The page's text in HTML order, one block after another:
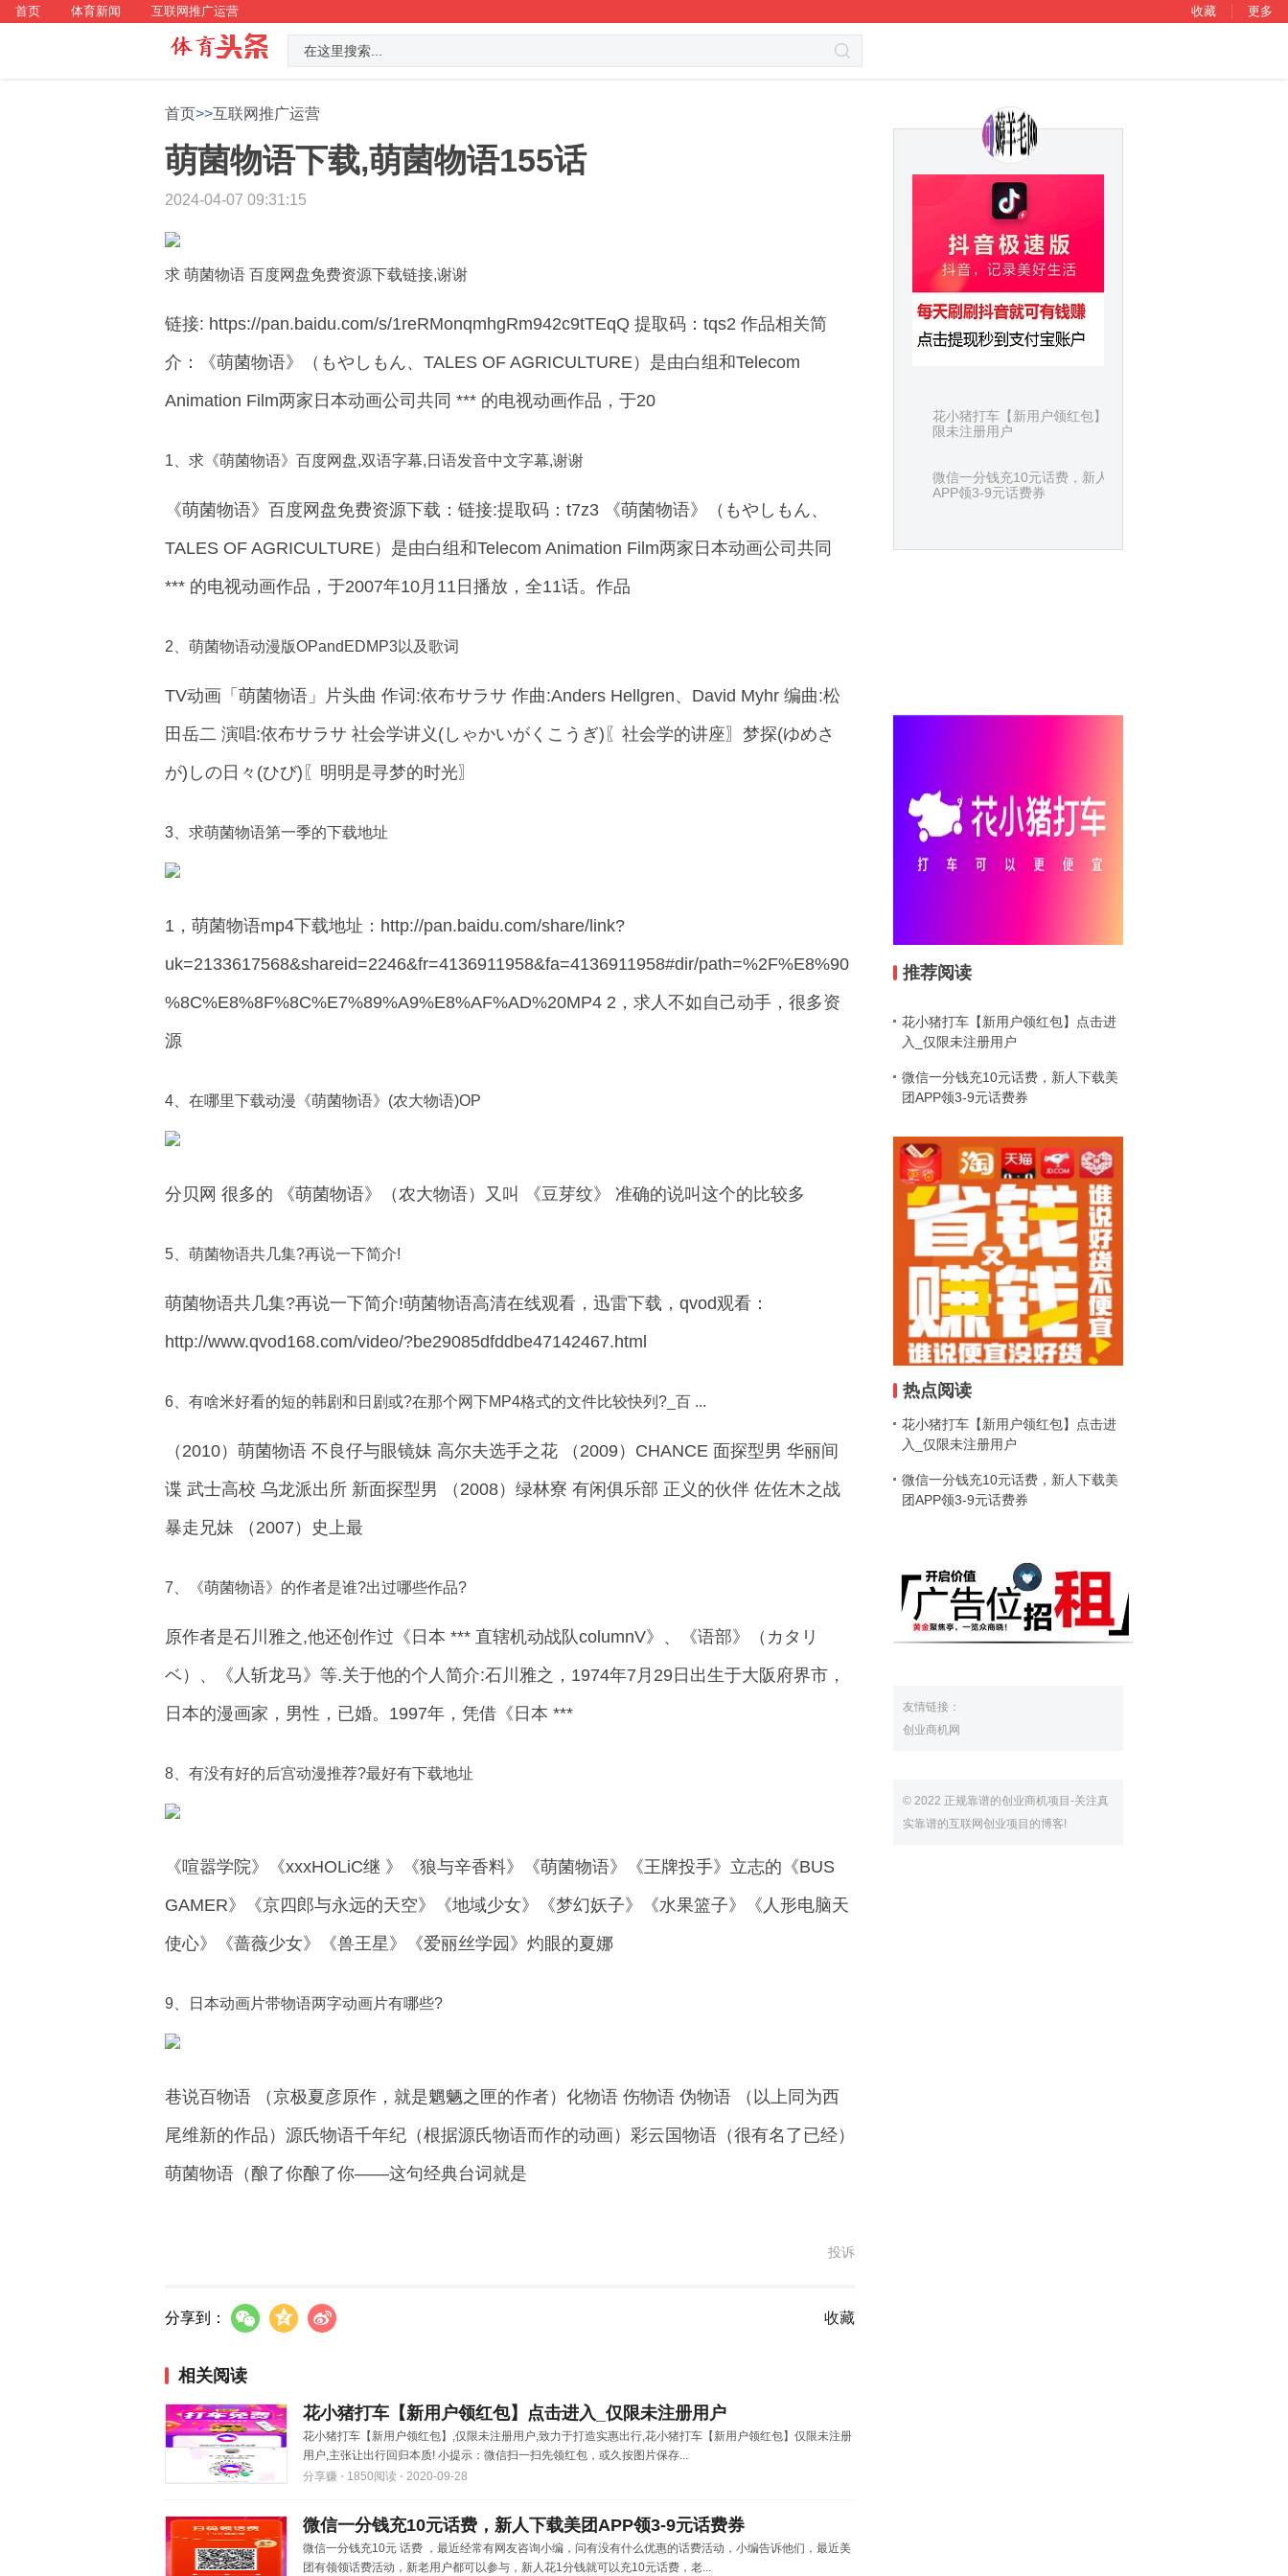
首页 体育新闻 互联网推广运营 收藏 更多
首页>>互联网推广运营
萌菌物语下载,萌菌物语155话
2024-04-07 09:31:15
求 萌菌物语 百度网盘免费资源下载链接,谢谢
链接: https://pan.baidu.com/s/1reRMonqmhgRm942c9tTEqQ 提取码：tqs2 作品相关简
介：《萌菌物语》（もやしもん、TALES OF AGRICULTURE）是由白组和Telecom
Animation Film两家日本动画公司共同 *** 的电视动画作品，于20
1、求《萌菌物语》百度网盘,双语字幕,日语发音中文字幕,谢谢
《萌菌物语》百度网盘免费资源下载：链接:提取码：t7z3 《萌菌物语》（もやしもん、
TALES OF AGRICULTURE）是由白组和Telecom Animation Film两家日本动画公司共同
*** 的电视动画作品，于2007年10月11日播放，全11话。作品
2、萌菌物语动漫版OPandEDMP3以及歌词
TV动画「萌菌物语」片头曲 作词:依布サラサ 作曲:Anders Hellgren、David Myhr 编曲:松
田岳二 演唱:依布サラサ 社会学讲义(しゃかいがくこうぎ)〖社会学的讲座〗梦探(ゆめさ
が)しの日々(ひび)〖明明是寻梦的时光〗
3、求萌菌物语第一季的下载地址
1，萌菌物语mp4下载地址：http://pan.baidu.com/share/link?
uk=2133617568&shareid=2246&fr=4136911958&fa=4136911958#dir/path=%2F%E8%90
%8C%E8%8F%8C%E7%89%A9%E8%AF%AD%20MP4 2，求人不如自己动手，很多资
源
4、在哪里下载动漫《萌菌物语》(农大物语)OP
分贝网 很多的 《萌菌物语》（农大物语）又叫 《豆芽纹》 准确的说叫这个的比较多
5、萌菌物语共几集?再说一下简介!
萌菌物语共几集?再说一下简介!萌菌物语高清在线观看，迅雷下载，qvod观看：
http://www.qvod168.com/video/?be29085dfddbe47142467.html
6、有啥米好看的短的韩剧和日剧或?在那个网下MP4格式的文件比较快列?_百 ...
（2010）萌菌物语 不良仔与眼镜妹 高尔夫选手之花 （2009）CHANCE 面探型男 华丽间
谍 武士高校 乌龙派出所 新面探型男 （2008）绿林寮 有闲俱乐部 正义的伙伴 佐佐木之战
暴走兄妹 （2007）史上最
7、《萌菌物语》的作者是谁?出过哪些作品?
原作者是石川雅之,他还创作过《日本 *** 直辖机动战队columnV》、《语部》（カタリ
ベ）、《人斩龙马》等.关于他的个人简介:石川雅之，1974年7月29日出生于大阪府界市，
日本的漫画家，男性，已婚。1997年，凭借《日本 ***
8、有没有好的后宫动漫推荐?最好有下载地址
《喧嚣学院》《xxxHOLiC继 》《狼与辛香料》《萌菌物语》《王牌投手》立志的《BUS
GAMER》《京四郎与永远的天空》《地域少女》《梦幻妖子》《水果篮子》《人形电脑天
使心》《蔷薇少女》《兽王星》《爱丽丝学园》灼眼的夏娜
9、日本动画片带物语两字动画片有哪些?
巷说百物语 （京极夏彦原作，就是魍魉之匣的作者）化物语 伤物语 伪物语 （以上同为西
尾维新的作品）源氏物语千年纪（根据源氏物语而作的动画）彩云国物语（很有名了已经）
萌菌物语（酿了你酿了你——这句经典台词就是
投诉
分享到： 收藏
相关阅读
花小猪打车【新用户领红包】点击进入_仅限未注册用户
花小猪打车【新用户领红包】,仅限未注册用户,致力于打造实惠出行,花小猪打车【新用户领红包】仅限未注册
用户,主张让出行回归本质! 小提示：微信扫一扫先领红包，或久按图片保存...
分享赚 ⋅ 1850阅读 ⋅ 2020-09-28
微信一分钱充10元话费，新人下载美团APP领3-9元话费券
微信一分钱充10元 话费 ，最近经常有网友咨询小编，问有没有什么优惠的话费活动，小编告诉他们，最近美
团有领领话费活动，新老用户都可以参与，新人花1分钱就可以充10元话费，老...
花小猪打车【新用户领红包】点击进入_仅
限未注册用户
微信一分钱充10元话费，新人下载美团
APP领3-9元话费券
推荐阅读
花小猪打车【新用户领红包】点击进
入_仅限未注册用户
微信一分钱充10元话费，新人下载美
团APP领3-9元话费券
热点阅读
花小猪打车【新用户领红包】点击进
入_仅限未注册用户
微信一分钱充10元话费，新人下载美
团APP领3-9元话费券
友情链接：
创业商机网
© 2022 正规靠谱的创业商机项目-关注真
实靠谱的互联网创业项目的博客!